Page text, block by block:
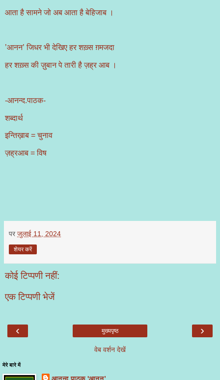
आता है सामने जो अब आता है बेहिजाब ।
’आनन’ जिधर भी देखिए हर शख़्स ग़मजदा
हर शख़्स की ज़ुबान पे तारी है ज़ह्र आब ।
-आनन्द.पाठक-
शब्दार्थ
इन्तिख़ाब = चुनाव
ज़ह्रआब = विष
पर जुलाई 11, 2024
शेयर करें
कोई टिप्पणी नहीं:
एक टिप्पणी भेजें
‹ ›
मुख्यपृष्ठ
वेब वर्शन देखें
मेरे बारे में
आनन्द पाठक 'आनन’